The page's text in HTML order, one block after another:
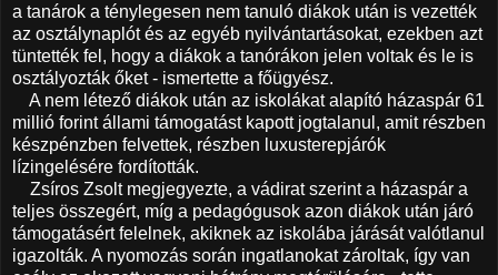
a tanárok a ténylegesen nem tanuló diákok után is vezették
az osztálynaplót és az egyéb nyilvántartásokat, ezekben azt
tüntették fel, hogy a diákok a tanórákon jelen voltak és le is
osztályozták őket - ismertette a főügyész.
A nem létező diákok után az iskolákat alapító házaspár 61
millió forint állami támogatást kapott jogtalanul, amit részben
készpénzben felvettek, részben luxusterepjárók
lízingelésére fordították.
Zsíros Zsolt megjegyezte, a vádirat szerint a házaspár a
teljes összegért, míg a pedagógusok azon diákok után járó
támogatásért felelnek, akiknek az iskolába járását valótlanul
igazolták. A nyomozás során ingatlanokat zároltak, így van